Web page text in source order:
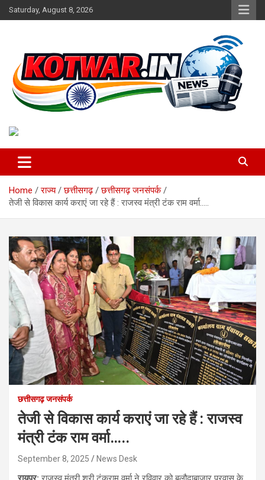
Skip
to
Saturday, August 8, 2026
kotwar.in
Home राज्य छत्तीसगढ़
छत्तीसगढ़ जनसंपर्क
तेजी से विकास कार्य कराएं जा रहे हैं : राजस्व मंत्री टंक राम वर्मा…..
छत्तीसगढ़ जनसंपर्क
तेजी से विकास कार्य कराएं जा रहे हैं : राजस्व
मंत्री टंक राम वर्मा…..
September 8, 2025 News Desk